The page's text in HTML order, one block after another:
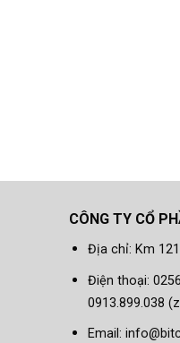
CÔNG TY CỔ
Địa chỉ: Km
Điện thoại:
0913.899.038
Email: